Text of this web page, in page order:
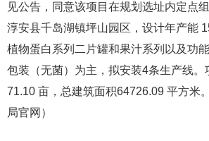
见公告，同意该项目在规划选址内定点
淳安县千岛湖镇坪山园区，设计年产能
植物蛋白系列二片罐和果汁系列以及功
包装（无菌）为主，拟安装4条生产线。
71.10 亩，总建筑面积64726.09 平方米
局官网）